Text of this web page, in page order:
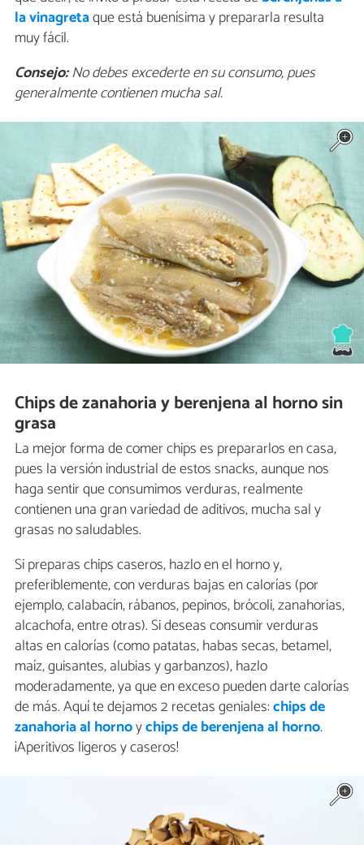
la vinagretaque está buenísima y prepararla resulta
muy fácil.
Consejo:No debes excederte en su consumo, pues
generalmente contienen mucha sal.
Chips de zanahoria y berenjena al horno sin
grasa
La mejor forma de comer chips es prepararlos en casa,
pues la versión industrial de estos snacks, aunque nos
haga sentir que consumimos verduras, realmente
contienen una gran variedad de aditivos, mucha sal y
grasas no saludables.
Si preparas chips caseros, hazlo en el horno y,
preferiblemente, con verduras bajas en calorías (por
ejemplo, calabacín, rábanos, pepinos, brócoli, zanahorias,
alcachofa, entre otras). Si deseas consumir verduras
altas en calorías (como patatas, habas secas, betamel,
maíz, guisantes, alubias y garbanzos), hazlo
moderadamente, ya que en exceso pueden darte calorías
de más. Aquí te dejamos 2 recetas geniales:chips de
zanahoria al hornoychips de berenjena al horno.
¡Aperitivos ligeros y caseros!